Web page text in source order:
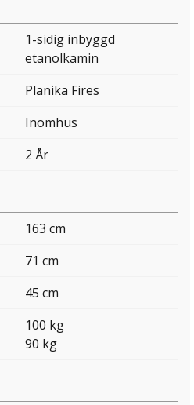
1-sidig inbyggd
etanolkamin
Planika Fires
Inomhus
2 År
163 cm
71 cm
45 cm
100 kg
90 kg